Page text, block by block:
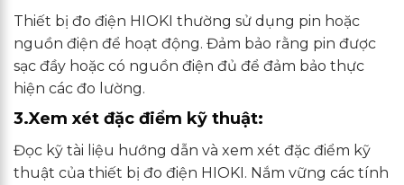
Thiết bị đo điện HIOKI thường sử dụng pin hoặc
nguồn điện để hoạt động. Đảm bảo rằng pin được
sạc đầy hoặc có nguồn điện đủ để đảm bảo thực
hiện các đo lường.
3.Xem xét đặc điểm kỹ thuật:
Đọc kỹ tài liệu hướng dẫn và xem xét đặc điểm kỹ
thuật của thiết bị đo điện HIOKI. Nắm vững các tính